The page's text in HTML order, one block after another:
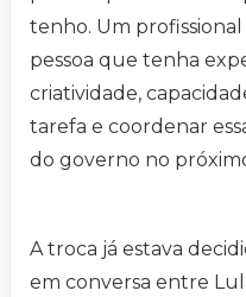
tenho. Um
pessoa que tenha
criatividade,
tarefa e coordenar
do governo no
A troca já estava
em conversa entre